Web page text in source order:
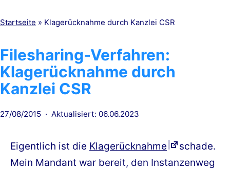
Startseite » Klagerücknahme durch Kanzlei CSR
Filesharing-Verfahren:
Klagerücknahme durch
Kanzlei CSR
Veröffentlicht
27/08/2015 Aktualisiert: 06.06.2023
Eigentlich ist die Klagerücknahme
schade.
Mein Mandant war bereit, den Instanzenweg